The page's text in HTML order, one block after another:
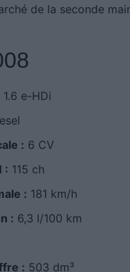
de la seconde
1.6 e-HDi
: 6 CV
: 115 ch
: 181 km/h
: 6,3 l/100 km
: 503 dm³